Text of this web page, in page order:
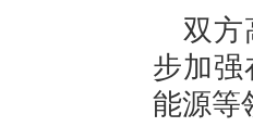
双方
步加强
能源等